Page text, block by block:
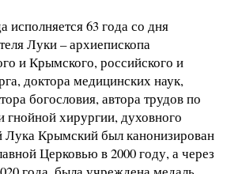
исполняется 63 года со дня
Луки – архиепископа
и Крымского, российского и
доктора медицинских наук,
богословия, автора трудов по
гнойной хирургии, духовного
Лука Крымский был канонизирован
Церковью в 2000 году, а через